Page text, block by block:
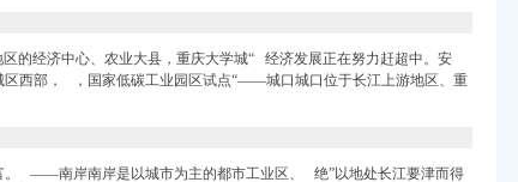
的经济中心、农业大县， 重庆大学城“ 经济发展正在努力赶超中。安
西部， ，国家低碳工业园区试点“——城口城口位于长江上游地区、重
。 ——南岸南岸是以城市为主的都市工业区、 绝”以地处长江要津而得